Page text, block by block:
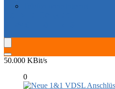
50.000 KBit/s
0